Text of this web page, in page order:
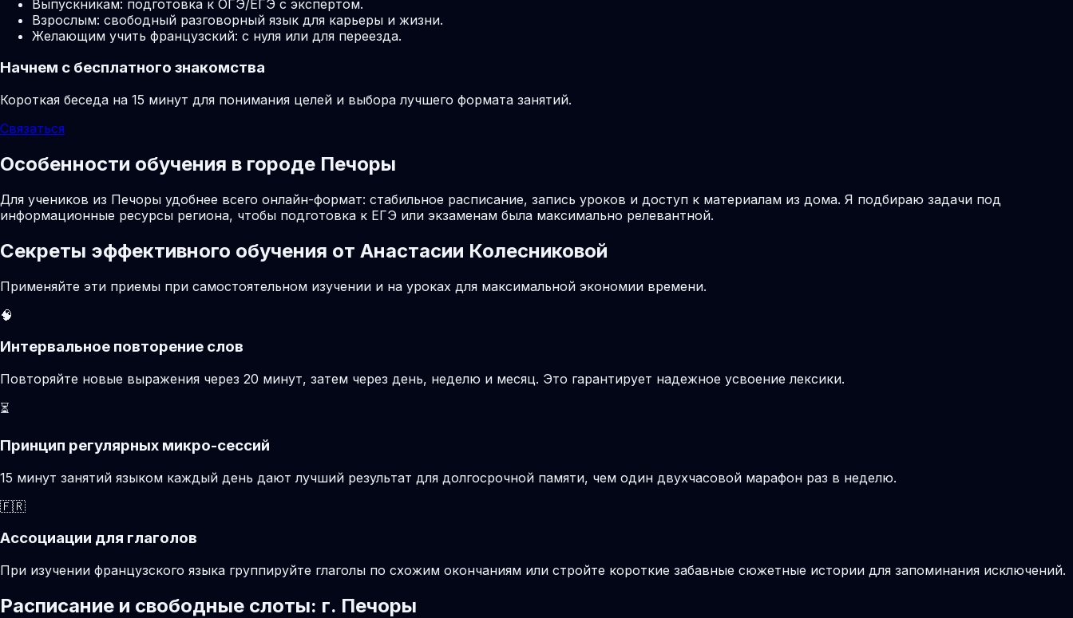
Выпускникам: подготовка к ОГЭ/ЕГЭ с экспертом.
Взрослым: свободный разговорный язык для карьеры и жизни.
Желающим учить французский: с нуля или для переезда.
Начнем с бесплатного знакомства
Короткая беседа на 15 минут для понимания целей и выбора лучшего формата занятий.
Связаться
Особенности обучения в городе Печоры
Для учеников из Печоры удобнее всего онлайн-формат: стабильное расписание, запись уроков и доступ к материалам из дома. Я подбираю задачи под
информационные ресурсы региона, чтобы подготовка к ЕГЭ или экзаменам была максимально релевантной.
Секреты эффективного обучения от Анастасии Колесниковой
Применяйте эти приемы при самостоятельном изучении и на уроках для максимальной экономии времени.
🧠
Интервальное повторение слов
Повторяйте новые выражения через 20 минут, затем через день, неделю и месяц. Это гарантирует надежное усвоение лексики.
⏳
Принцип регулярных микро-сессий
15 минут занятий языком каждый день дают лучший результат для долгосрочной памяти, чем один двухчасовой марафон раз в неделю.
🇫🇷
Ассоциации для глаголов
При изучении французского языка группируйте глаголы по схожим окончаниям или стройте короткие забавные сюжетные истории для запоминания исключений.
Расписание и свободные слоты: г. Печоры